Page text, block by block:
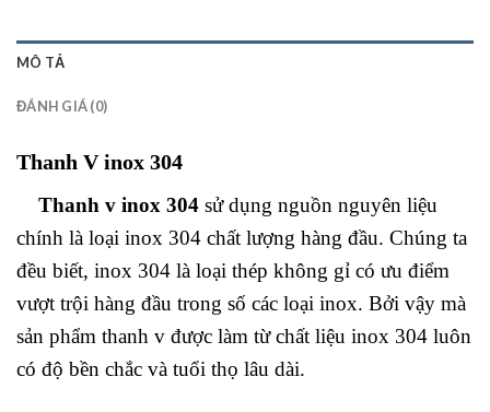
MÔ TẢ
ĐÁNH GIÁ (0)
Thanh V inox 304
Thanh v inox 304 sử dụng nguồn nguyên liệu
chính là loại inox 304 chất lượng hàng đầu. Chúng ta
đều biết, inox 304 là loại thép không gỉ có ưu điểm
vượt trội hàng đầu trong số các loại inox. Bởi vậy mà
sản phẩm thanh v được làm từ chất liệu inox 304 luôn
có độ bền chắc và tuổi thọ lâu dài.